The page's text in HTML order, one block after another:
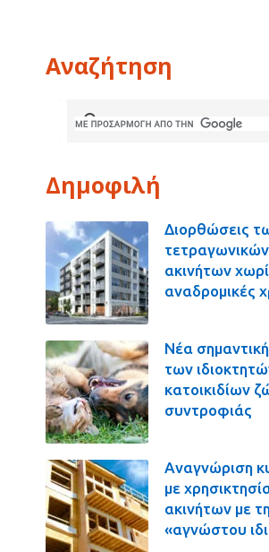
Αναζήτηση
Δημοφιλή
Διορθώσεις
ακινήτων
αναδρομικές
Νέα
των
κατοικιδίων
συντροφιάς
Αναγνώριση
με
ακινήτων με
«αγνώστου